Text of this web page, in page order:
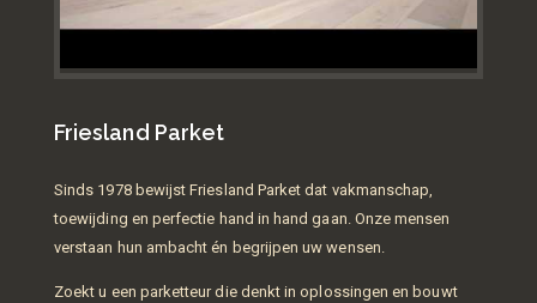
Friesland Parket
Sinds 1978 bewijst Friesland Parket dat vakmanschap,
toewijding en perfectie hand in hand gaan. Onze mensen
verstaan hun ambacht én begrijpen uw wensen.
Zoekt u een parketteur die denkt in oplossingen en bouwt